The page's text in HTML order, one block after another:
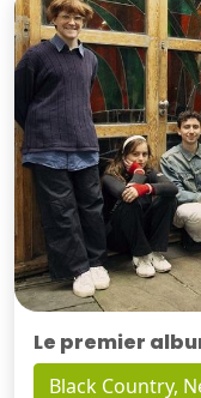
Le premier
Black Country,